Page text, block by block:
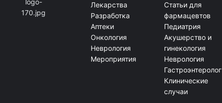
Лекарства
Разработка
Аптеки
Онкология
Неврология
Мероприятия
Статьи для
фармацевтов
Педиатрия
Акушерство и
гинекология
Неврология
Клинические
случаи